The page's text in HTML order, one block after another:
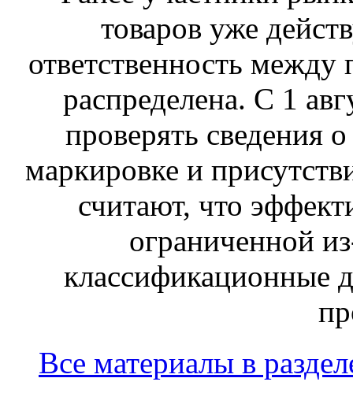
товаров уже
ответственность
распределена. С 1
проверять сведения
маркировке и
считают, что
ограниченной
классификационные
Все материалы в